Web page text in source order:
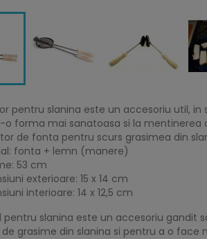
pentru slanina este un accesoriu util,
o forma mai sanatoasa si la mentinerea
de fonta pentru scurs grasimea din
fonta + lemn (manere)
53 cm
exterioare: 15 x 14 cm
interioare: 14 x 12,5 cm
pentru slanina este un accesoriu gandit
grasime din slanina si pentru a o